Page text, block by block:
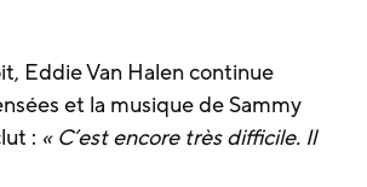
Eddie Van Halen continue
et la musique de Sammy
: « C’est encore très difficile. Il